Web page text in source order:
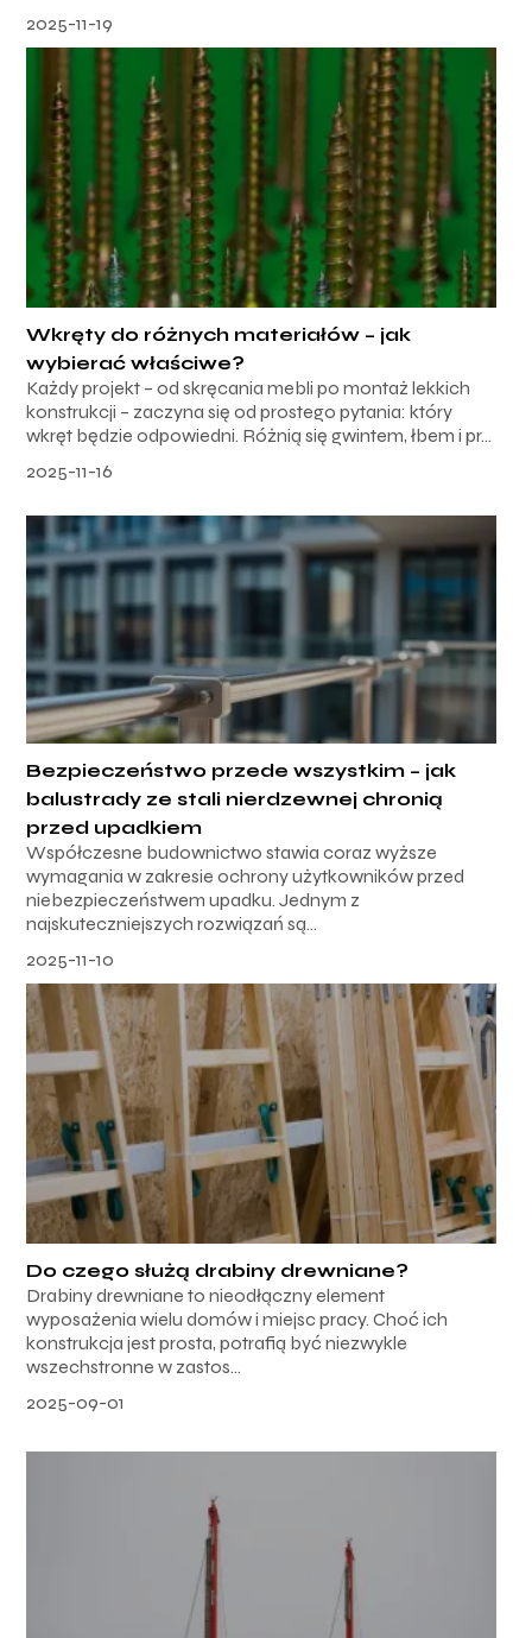
2025-11-19
Wkręty do różnych materiałów – jak
wybierać właściwe?
Każdy projekt – od skręcania mebli po montaż lekkich
konstrukcji – zaczyna się od prostego pytania: który
wkręt będzie odpowiedni. Różnią się gwintem, łbem i pr...
2025-11-16
Bezpieczeństwo przede wszystkim – jak
balustrady ze stali nierdzewnej chronią
przed upadkiem
Współczesne budownictwo stawia coraz wyższe
wymagania w zakresie ochrony użytkowników przed
niebezpieczeństwem upadku. Jednym z
najskuteczniejszych rozwiązań są...
2025-11-10
Do czego służą drabiny drewniane?
Drabiny drewniane to nieodłączny element
wyposażenia wielu domów i miejsc pracy. Choć ich
konstrukcja jest prosta, potrafią być niezwykle
wszechstronne w zastos...
2025-09-01